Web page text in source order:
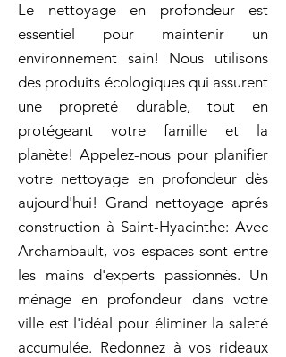
Le nettoyage en profondeur est
essentiel pour maintenir un
environnement sain! Nous utilisons
des produits écologiques qui assurent
une propreté durable, tout en
protégeant votre famille et la
planète! Appelez-nous pour planifier
votre nettoyage en profondeur dès
aujourd'hui! Grand nettoyage aprés
construction à Saint-Hyacinthe: Avec
Archambault, vos espaces sont entre
les mains d'experts passionnés. Un
ménage en profondeur dans votre
ville est l'idéal pour éliminer la saleté
accumulée. Redonnez à vos rideaux